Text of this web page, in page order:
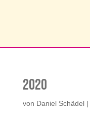
2020
von Daniel Schädel|